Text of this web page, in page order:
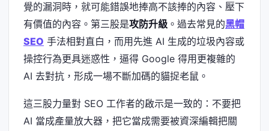
覺的漏洞時，就可能錯誤地捧高不該捧的內容、壓下
有價值的內容。第三股是攻防升級 。過去常見的黑帽
SEO 手法相對直白，而用先進 AI 生成的垃圾內容或
操控行為更具迷惑性，逼得 Google 得用更複雜的
AI 去對抗，形成一場不斷加碼的貓捉老鼠。
這三股力量對 SEO 工作者的啟示是一致的：不要把
AI 當成產量放大器，把它當成需要被資深編輯把關